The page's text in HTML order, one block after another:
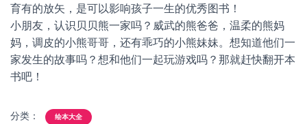
育有的放矢，是可以影响孩子一生的优秀图书！
小朋友，认识贝贝熊一家吗？威武的熊爸爸，温柔的熊妈
妈，调皮的小熊哥哥，还有乖巧的小熊妹妹。想知道他们一
家发生的故事吗？想和他们一起玩游戏吗？那就赶快翻开本
书吧！
分类： 绘本大全